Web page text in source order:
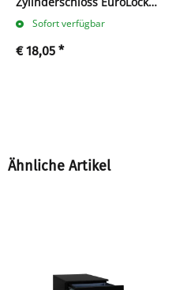
25A inkl. 2 Schlüssel
Sofort verfügbar
€ 18,05 *
Ähnliche Artikel